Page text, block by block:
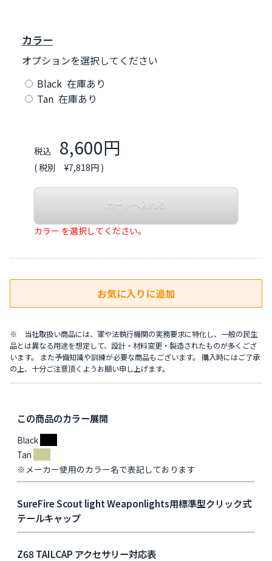
カラー
オプションを選択してください
Black 在庫あり
Tan 在庫あり
税込 8,600円
( 税別 ¥7,818円 )
カラー を選択してください。
※ 当社取扱い商品には、軍や法執行機関の実務要求に特化し、一般の民生
品とは異なる用途を想定して、設計・材料変更・製造されたものが多くござ
います。 また予備知識や訓練が必要な商品もございます。 購入時にはご了承
の上、十分ご注意頂くようお願い申し上げます。
この商品のカラー展開
Black
Tan
※メーカー使用のカラー名で表記しております
SureFire Scout light Weaponlights用標準型クリック式
テールキャップ
Z68 TAILCAP アクセサリー対応表